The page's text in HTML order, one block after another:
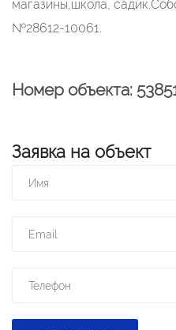
магазины,школа,
№28612-10061.
Номер объекта:
Заявка на объект